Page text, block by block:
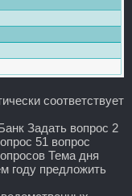
соответствует
Задать вопрос 2
51 вопрос
Тема дня
году предложить